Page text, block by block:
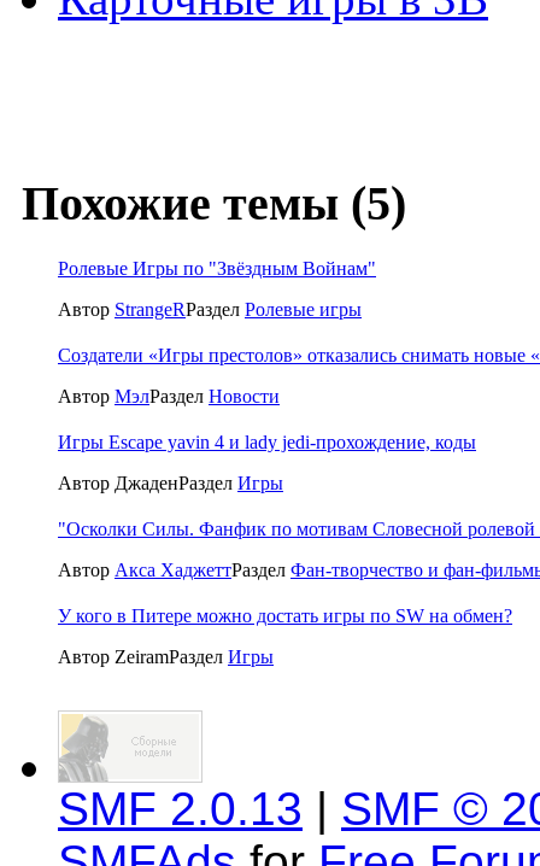
Похожие темы (5)
Ролевые Игры по "Звёздным Войнам"
Автор StrangeRРаздел Ролевые игры
Создатели «Игры престолов» отказались снимать новые
Автор МэлРаздел Новости
Игры Escape yavin 4 и lady jedi-прохождение, коды
Автор ДжаденРаздел Игры
"Осколки Силы. Фанфик по мотивам Словесной ролевой
Автор Акса ХаджеттРаздел Фан-творчество и фан-
У кого в Питере можно достать игры по SW на обмен?
Автор ZeiramРаздел Игры
SMF 2.0.13 | SMF ©